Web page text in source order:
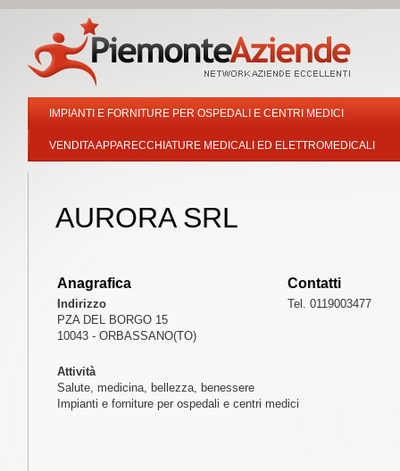
IMPIANTI E FORNITURE PER OSPEDALI E CENTRI MEDICI
VENDITA APPARECCHIATURE MEDICALI ED ELETTROMEDICALI
AURORA SRL
Anagrafica
Indirizzo
PZA DEL BORGO 15
10043 - ORBASSANO(TO)
Contatti
Tel. 0119003477
Attività
Salute, medicina, bellezza, benessere
Impianti e forniture per ospedali e centri medici